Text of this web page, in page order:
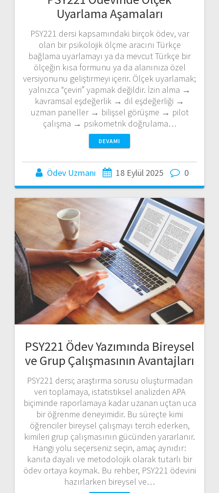
Uyarlama Aşamaları
PSY221 dersi kapsamındaki birçok ödev, var
olan bir psikolojik ölçme aracını Türkçe
bağlama uyarlamayı ya da mevcut Türkçe bir
ölçeğin kısa formunu ya da alanınıza özel
versiyonunu geliştirmeyi içerir. Ölçek uyarlamak;
yalnızca “çeviri” yapmak değildir. İzin alma →
kavramsal eşdeğerlik → dil eşdeğerliği →
uzman paneller → bilişsel görüşme → pilot
çalışma → psikometrik doğrulama…
DEVAMI
Ödev Uzmanı 18 Eylül 2025 0
PSY221 Ödev Yazımında Bireysel
ve Grup Çalışmasının Avantajları
PSY221 dersi; araştırma sorusu oluşturmadan
veri toplamaya, istatistiksel analizden APA
biçiminde raporlamaya kadar uzanan uçtan uca
bir öğrenme deneyimidir. Bu süreçte kimi
öğrenciler bireysel çalışmayı tercih ederken,
kimileri grup çalışmasının gücünden yararlanır.
Hangi yolu seçerseniz seçin, amaç aynıdır:
kanıta dayalı ve metodolojik olarak tutarlı bir
ödev ortaya koymak. Bu rehber, PSY221 ödevini
hazırlarken bireysel ve…